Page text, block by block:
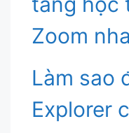
Zoom
Làm sao
Explorer